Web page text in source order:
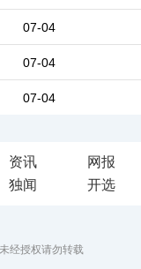
07-04
07-04
07-04
资讯
网报
独闻 开选
经授权请勿转载